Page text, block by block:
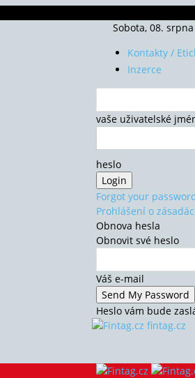
Sobota, 08.
Kontakty /
Inzerce
vaše uživatelské
heslo
Forgot your
Prohlášení o
Obnova hesla
Obnovit své heslo
Váš e-mail
Heslo vám bude
fintag.cz